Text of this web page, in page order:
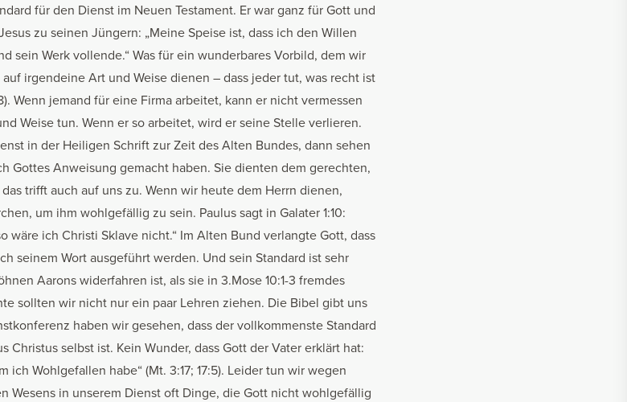
für den Dienst im Neuen Testament. Er war ganz für Gott und
zu seinen Jüngern: „Meine Speise ist, dass ich den Willen
sein Werk vollende.“ Was für ein wunderbares Vorbild, dem wir
irgendeine Art und Weise dienen – dass jeder tut, was recht ist
Wenn jemand für eine Firma arbeitet, kann er nicht vermessen
Weise tun. Wenn er so arbeitet, wird er seine Stelle verlieren.
in der Heiligen Schrift zur Zeit des Alten Bundes, dann sehen
Gottes Anweisung gemacht haben. Sie dienten dem gerechten,
trifft auch auf uns zu. Wenn wir heute dem Herrn dienen,
um ihm wohlgefällig zu sein. Paulus sagt in Galater 1:10:
wäre ich Christi Sklave nicht.“ Im Alten Bund verlangte Gott, dass
seinem Wort ausgeführt werden. Und sein Standard ist sehr
Aarons widerfahren ist, als sie in 3.Mose 10:1-3 fremdes
sollten wir nicht nur ein paar Lehren ziehen. Die Bibel gibt uns
haben wir gesehen, dass der vollkommenste Standard
Christus selbst ist. Kein Wunder, dass Gott der Vater erklärt hat:
ich Wohlgefallen habe“ (Mt. 3:17; 17:5). Leider tun wir wegen
Wesens in unserem Dienst oft Dinge, die Gott nicht wohlgefällig